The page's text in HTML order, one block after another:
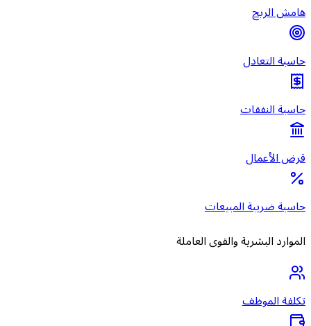
هامش الربح
حاسبة التعادل
حاسبة النفقات
قرض الأعمال
حاسبة ضريبة المبيعات
الموارد البشرية والقوى العاملة
تكلفة الموظف